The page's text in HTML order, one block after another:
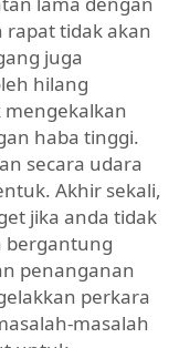
rapat tidak akan
juga
hilang
haba tinggi.
secara udara
Akhir sekali,
jika anda tidak
bergantung
penanganan
perkara
masalah